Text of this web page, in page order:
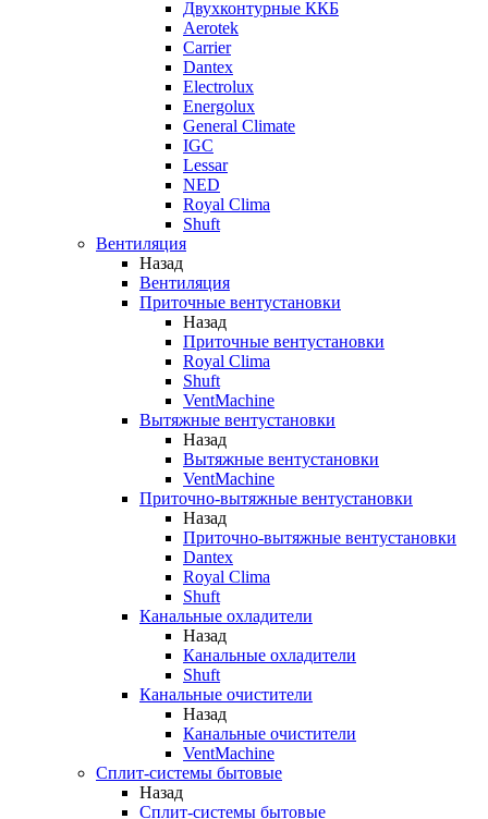
Двухконтурные ККБ
Aerotek
Carrier
Dantex
Electrolux
Energolux
General Climate
IGC
Lessar
NED
Royal Clima
Shuft
Вентиляция
Назад
Вентиляция
Приточные вентустановки
Назад
Приточные вентустановки
Royal Clima
Shuft
VentMachine
Вытяжные вентустановки
Назад
Вытяжные вентустановки
VentMachine
Приточно-вытяжные вентустановки
Назад
Приточно-вытяжные вентустановки
Dantex
Royal Clima
Shuft
Канальные охладители
Назад
Канальные охладители
Shuft
Канальные очистители
Назад
Канальные очистители
VentMachine
Сплит-системы бытовые
Назад
Сплит-системы бытовые